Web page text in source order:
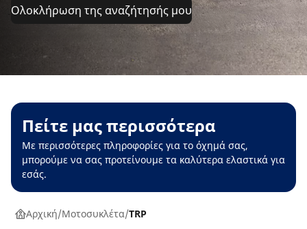
Ολοκλήρωση της αναζήτησής μου
Πείτε μας περισσότερα
Με περισσότερες πληροφορίες για το όχημά σας,
μπορούμε να σας προτείνουμε τα καλύτερα ελαστικά για
εσάς.
Αρχική Μοτοσυκλέτα TRP